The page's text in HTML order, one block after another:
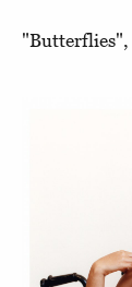
"Butterflies",